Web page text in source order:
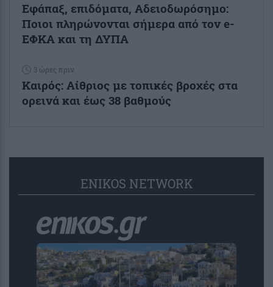
Εφάπαξ, επιδόματα, Αδειοδωρόσημο:
Ποιοι πληρώνονται σήμερα από τον e-
ΕΦΚΑ και τη ΔΥΠΑ
3 ώρες πριν
Καιρός: Αίθριος με τοπικές βροχές στα
ορεινά και έως 38 βαθμούς
ENIKOS NETWORK